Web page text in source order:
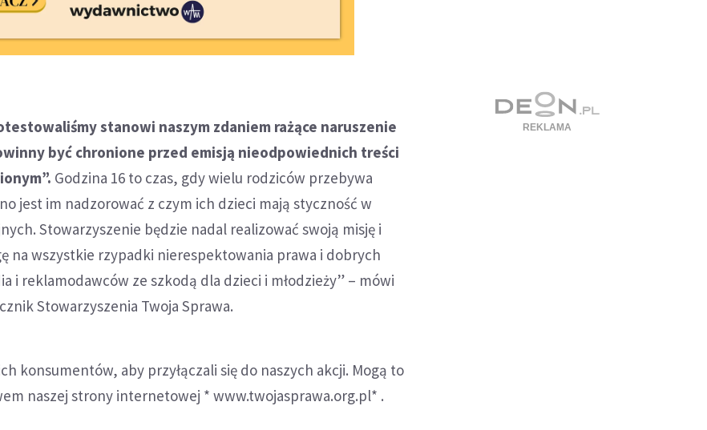
stanowi naszym zdaniem rażące naruszenie
być chronione przed emisją nieodpowiednich treści
Godzina 16 to czas, gdy wielu rodziców przebywa
jest im nadzorować z czym ich dzieci mają styczność w
Stowarzyszenie będzie nadal realizować swoją misję i
na wszystkie rzypadki nierespektowania prawa i dobrych
i reklamodawców ze szkodą dla dzieci i młodzieży” – mówi
Stowarzyszenia Twoja Sprawa.
konsumentów, aby przyłączali się do naszych akcji. Mogą to
naszej strony internetowej * www.twojasprawa.org.pl* .